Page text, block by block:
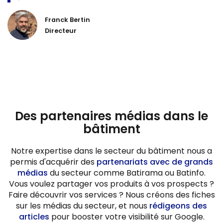
Franck Bertin
Directeur
Des partenaires médias dans le
bâtiment
Notre expertise dans le secteur du bâtiment nous a
permis d'acquérir des partenariats avec de grands
médias du secteur comme Batirama ou Batinfo.
Vous voulez partager vos produits à vos prospects ?
Faire découvrir vos services ? Nous créons des fiches
sur les médias du secteur, et nous rédigeons des
articles pour booster votre visibilité sur Google.